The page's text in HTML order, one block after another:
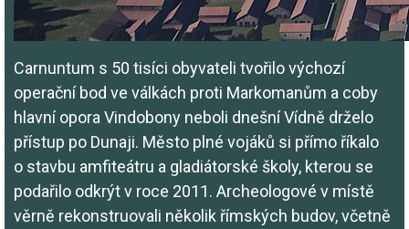
Carnuntum s 50 tisíci obyvateli tvořilo výchozí
operační bod ve válkách proti Markomanům a coby
hlavní opora Vindobony neboli dnešní Vídně drželo
přístup po Dunaji. Město plné vojáků si přímo říkalo
o stavbu amfiteátru a gladiátorské školy, kterou se
podařilo odkrýt v roce 2011. Archeologové v místě
věrně rekonstruovali několik římských budov, včetně